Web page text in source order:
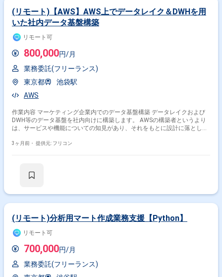
Terraform, GitHub Actions DB：BigQuery, Redshift, Snowflake, Pinecone
インフラ：Google Cloud, AWS, Azure ■働き方 稼働量：週5日 リモート稼
働：フルリモート フレックス稼働:可能 （日中帯に連絡が取れることは必
須で、コアタイムや指定はありませんが基本的には、日中帯に稼働できる
方を優先いたします。） 関わるサービス・プロダクト ■企業について デー
タ活用支援・AI開発・データ基盤構築の受託開発に加え、AIモデル開発の
自動化ツールやオンライン定性調査ツールなどの自社プロダクト開発を展
開する、データとAIのプロフェッショナル集団です。 ■プロダクトについ
て クライアント向けのデータ基盤構築支援（受託）および、自社プロダク
ト・メディア運営を支える社内データ基盤の開発に携わります。生成AIを
ティなど、モダンかつチャレンジングな技術領域を扱います。 ■募集背景
セキュリティ）の両面を支えるデータエンジニアを募集します。ナレッジ
共有を重視する文化の中で、技術力を発揮しつつ組織の基盤強化を牽引い
ただける方を求めています。
(リモート)【AWS】AWS上でデータレイク＆DWHを用
いた社内データ基盤構築
リモート可
800,000円/月
業務委託(フリーランス)
東京都
池袋駅
AWS
作業内容 マーケティング企業内でのデータ基盤構築 データレイクおよび
DWH等のデータ基盤を社内向けに構築します。 AWSの構築者というより
は、サービスや機能についての知見があり、それをもとに設計に落とし込
3ヶ月前・ 提供元: フリコン
(リモート)分析用マート作成業務支援【Python】
リモート可
700,000円/月
業務委託(フリーランス)
その他開発言語・スキルから探す
AWS Python SQL